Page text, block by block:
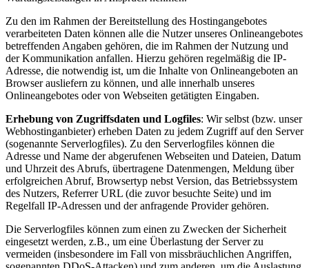
Zu den im Rahmen der Bereitstellung des Hostingangebotes
verarbeiteten Daten können alle die Nutzer unseres Onlineangebotes
betreffenden Angaben gehören, die im Rahmen der Nutzung und
der Kommunikation anfallen. Hierzu gehören regelmäßig die IP-
Adresse, die notwendig ist, um die Inhalte von Onlineangeboten an
Browser ausliefern zu können, und alle innerhalb unseres
Onlineangebotes oder von Webseiten getätigten Eingaben.
Erhebung von Zugriffsdaten und Logfiles: Wir selbst (bzw. unser
Webhostinganbieter) erheben Daten zu jedem Zugriff auf den Server
(sogenannte Serverlogfiles). Zu den Serverlogfiles können die
Adresse und Name der abgerufenen Webseiten und Dateien, Datum
und Uhrzeit des Abrufs, übertragene Datenmengen, Meldung über
erfolgreichen Abruf, Browsertyp nebst Version, das Betriebssystem
des Nutzers, Referrer URL (die zuvor besuchte Seite) und im
Regelfall IP-Adressen und der anfragende Provider gehören.
Die Serverlogfiles können zum einen zu Zwecken der Sicherheit
eingesetzt werden, z.B., um eine Überlastung der Server zu
vermeiden (insbesondere im Fall von missbräuchlichen Angriffen,